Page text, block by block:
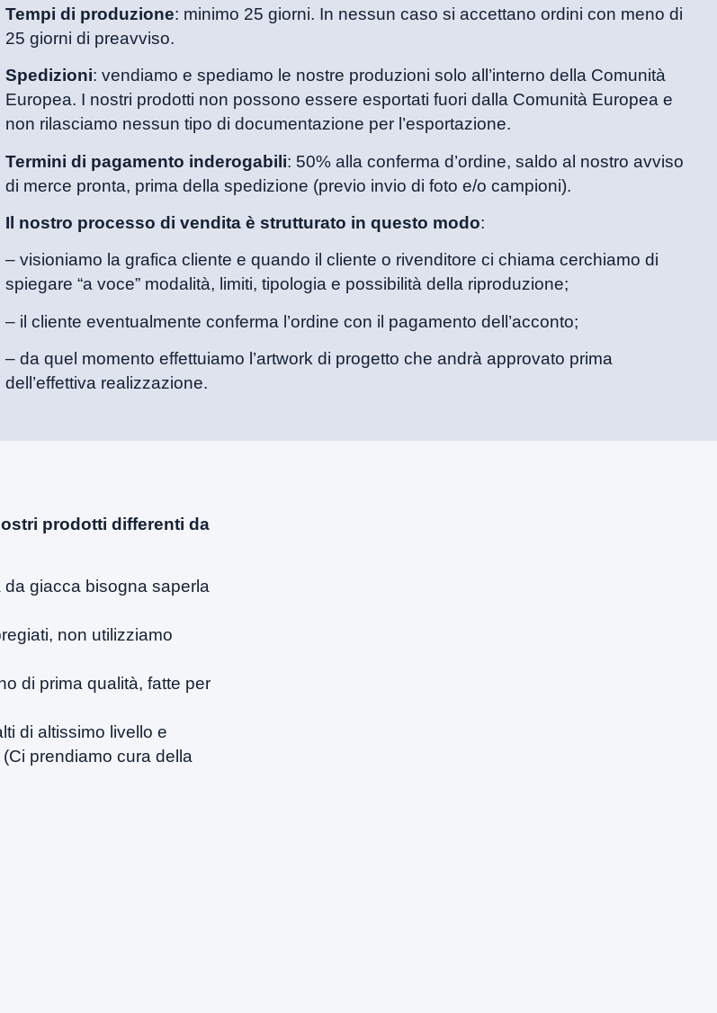
Tempi di produzione: minimo 25 giorni. In nessun caso si accettano ordini con meno di
25 giorni di preavviso.
Spedizioni: vendiamo e spediamo le nostre produzioni solo all’interno della Comunità
Europea. I nostri prodotti non possono essere esportati fuori dalla Comunità Europea e
non rilasciamo nessun tipo di documentazione per l’esportazione.
Termini di pagamento inderogabili: 50% alla conferma d’ordine, saldo al nostro avviso
di merce pronta, prima della spedizione (previo invio di foto e/o campioni).
Il nostro processo di vendita è strutturato in questo modo:
– visioniamo la grafica cliente e quando il cliente o rivenditore ci chiama cerchiamo di
spiegare “a voce” modalità, limiti, tipologia e possibilità della riproduzione;
– il cliente eventualmente conferma l’ordine con il pagamento dell’acconto;
– da quel momento effettuiamo l’artwork di progetto che andrà approvato prima
dell’effettiva realizzazione.
prodotti differenti da
giacca bisogna saperla
non utilizziamo
di prima qualità, fatte per
di altissimo livello e
prendiamo cura della